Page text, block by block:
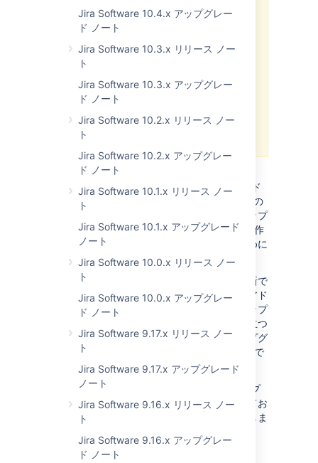
Jira Software 10.4.x アップグレー
ド ノート
Jira Software 10.3.x リリース ノー
ト
Jira Software 10.3.x アップグレー
ド ノート
Jira Software 10.2.x リリース ノー
ト
Jira Software 10.2.x アップグレー
ド ノート
Jira Software 10.1.x リリース ノー
ト
Jira Software 10.1.x アップグレード
ノート
Jira Software 10.0.x リリース ノー
ト
Jira Software 10.0.x アップグレー
ド ノート
Jira Software 9.17.x リリース ノー
ト
Jira Software 9.17.x アップグレード
ノート
Jira Software 9.16.x リリース ノー
ト
Jira Software 9.16.x アップグレー
ド ノート
ード後に使用していて問題が発生し
た場合、
アトラシアンのサポートチームに連
絡
る最速の方法です
。サポートチーム
はお客様と共に問題の原因を究明で
き、JIRA Software にバグが存在す
る場合は、開発チームにエスカレー
一般的な
JIRA アプリケーションのアップグレード
ガイド
の説明と、以下の JIRA Software 7.2.x 固有のの
説明に従ってください。一般ガイドでは、アップ
グレード済みの JIRA インストールを正しく動作
させ、必要に応じて既存の設定を移行するために
必須の重要なタスクについて説明しています。
また、ライセンスおよびアドオンがすべて最新で
あることも確認してください。互換性のないアド
オンをアップグレードの前に削除すると、アップ
グレードプロセス中の問題を回避するのに役立つ
場合があります。アドオンの互換性は、アップグ
レード前に
を使用して確認で
きます。
このページでは、JIRA Software 7.2.x にアップ
グレードするかどうかを決定する前に留意してお
くべき既知の問題および変更についても説明しま
On this page: